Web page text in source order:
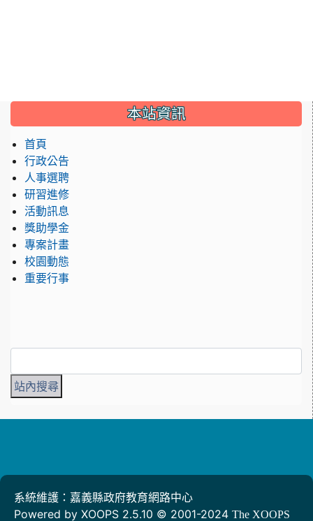
::: 本站資訊
首頁
行政公告
人事選聘
研習進修
活動訊息
獎助學金
專案計畫
校園動態
重要行事
系統維護：嘉義縣政府教育網路中心
Powered by XOOPS 2.5.10 © 2001-2024 The XOOPS